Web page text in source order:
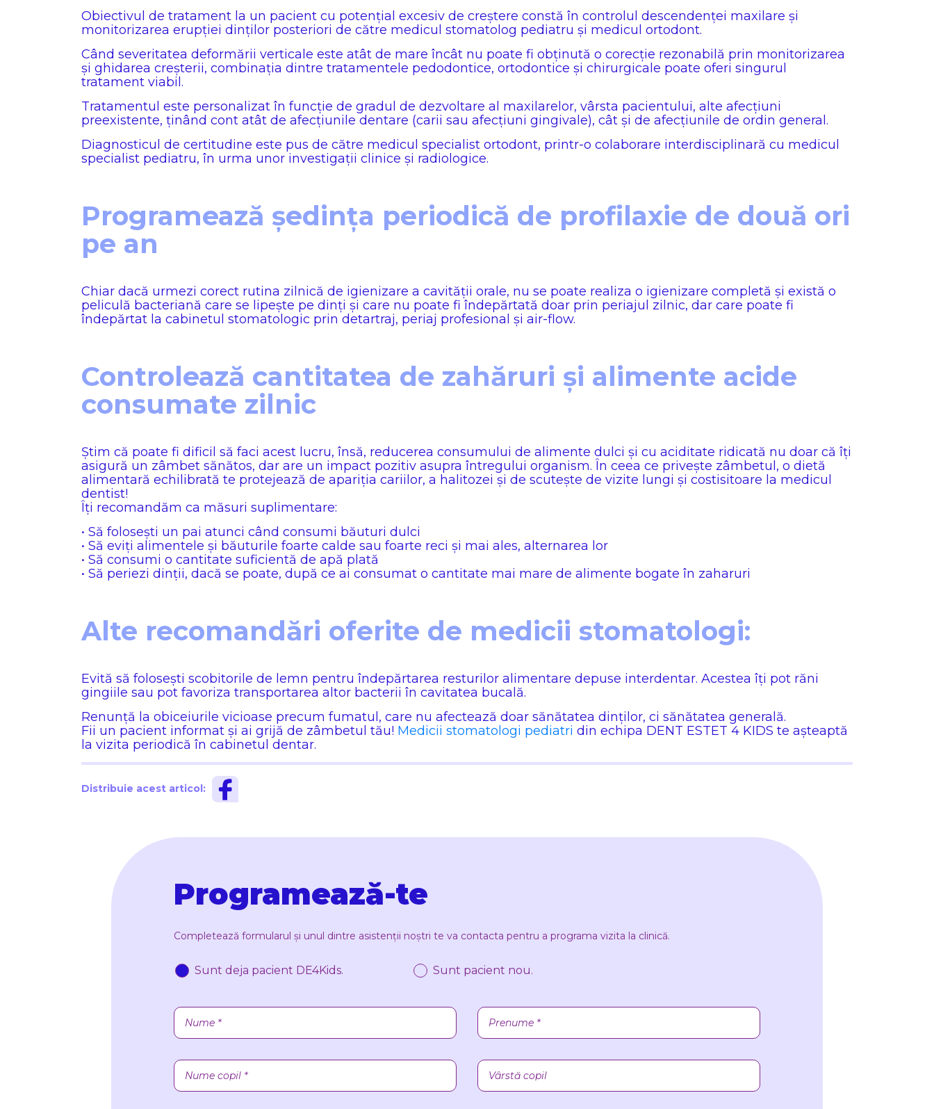
Obiectivul de tratament la un pacient cu potențial excesiv de creștere constă în controlul descendenței maxilare și
monitorizarea erupției dinților posteriori de către medicul stomatolog pediatru și medicul ortodont.
Când severitatea deformării verticale este atât de mare încât nu poate fi obținută o corecție rezonabilă prin monitorizarea
și ghidarea creșterii, combinația dintre tratamentele pedodontice, ortodontice și chirurgicale poate oferi singurul
tratament viabil.
Tratamentul este personalizat în funcție de gradul de dezvoltare al maxilarelor, vârsta pacientului, alte afecțiuni
preexistente, ținând cont atât de afecțiunile dentare (carii sau afecțiuni gingivale), cât și de afecțiunile de ordin general.
Diagnosticul de certitudine este pus de către medicul specialist ortodont, printr-o colaborare interdisciplinară cu medicul
specialist pediatru, în urma unor investigații clinice și radiologice.
Programează ședința periodică de profilaxie de două ori
pe an
Chiar dacă urmezi corect rutina zilnică de igienizare a cavității orale, nu se poate realiza o igienizare completă și există o
peliculă bacteriană care se lipește pe dinți și care nu poate fi îndepărtată doar prin periajul zilnic, dar care poate fi
îndepărtat la cabinetul stomatologic prin detartraj, periaj profesional și air-flow.
Controlează cantitatea de zahăruri și alimente acide
consumate zilnic
Știm că poate fi dificil să faci acest lucru, însă, reducerea consumului de alimente dulci și cu aciditate ridicată nu doar că îți
asigură un zâmbet sănătos, dar are un impact pozitiv asupra întregului organism. În ceea ce privește zâmbetul, o dietă
alimentară echilibrată te protejează de apariția cariilor, a halitozei și de scutește de vizite lungi și costisitoare la medicul
dentist!
Îți recomandăm ca măsuri suplimentare:
• Să folosești un pai atunci când consumi băuturi dulci
• Să eviți alimentele și băuturile foarte calde sau foarte reci și mai ales, alternarea lor
• Să consumi o cantitate suficientă de apă plată
• Să periezi dinții, dacă se poate, după ce ai consumat o cantitate mai mare de alimente bogate în zaharuri
Alte recomandări oferite de medicii stomatologi:
Evită să folosești scobitorile de lemn pentru îndepărtarea resturilor alimentare depuse interdentar. Acestea îți pot răni
gingiile sau pot favoriza transportarea altor bacterii în cavitatea bucală.
Renunță la obiceiurile vicioase precum fumatul, care nu afectează doar sănătatea dinților, ci sănătatea generală.
Fii un pacient informat și ai grijă de zâmbetul tău! Medicii stomatologi pediatri din echipa DENT ESTET 4 KIDS te așteaptă
la vizita periodică în cabinetul dentar.
Distribuie acest articol:
Programează-te
Completează formularul și unul dintre asistenții noștri te va contacta pentru a programa vizita la clinică.
Sunt deja pacient DE4Kids. Sunt pacient nou.